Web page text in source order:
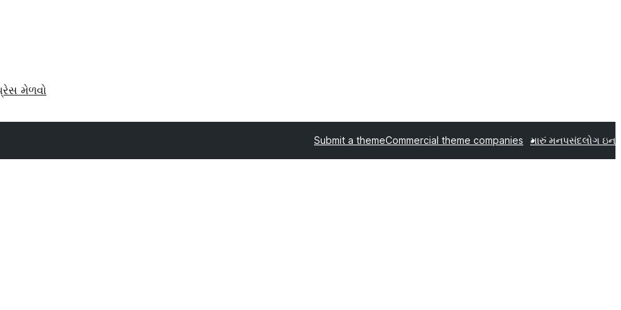
મેળવો
Submit a themeCommercial theme companies મારું મનપસંદલોગ ઇન